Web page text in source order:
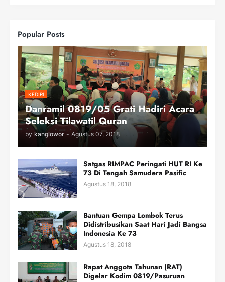
Popular Posts
KEDIRI
Danramil 0819/05 Grati Hadiri Acara
Seleksi Tilawatil Quran
by kanglowor - Agustus 07, 2018
Satgas RIMPAC Peringati HUT RI Ke
73 Di Tengah Samudera Pasific
Agustus 18, 2018
Bantuan Gempa Lombok Terus
Didistribusikan Saat Hari Jadi Bangsa
Indonesia Ke 73
Agustus 18, 2018
Rapat Anggota Tahunan (RAT)
Digelar Kodim 0819/Pasuruan